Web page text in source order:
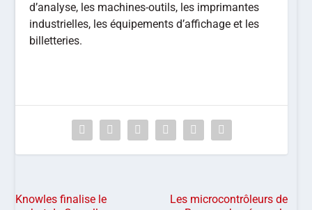
d’analyse, les machines-outils, les imprimantes
industrielles, les équipements d’affichage et les
billetteries.
Knowles finalise le
Les microcontrôleurs de